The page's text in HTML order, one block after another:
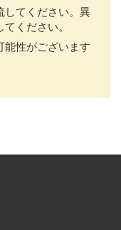
してください。異
ください。
能性がございます